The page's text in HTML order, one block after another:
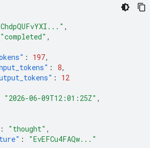
,
"completed" ,
: 197,
: 8,
:
12
"2026-06-09T12:01:25Z" ,
: "thought" ,
:
"EvEFCu4FAQw..."